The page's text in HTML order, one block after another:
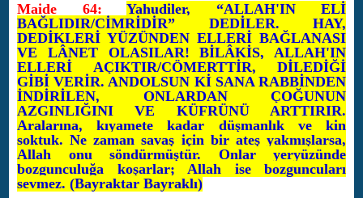
Maide 64:
Yahudiler, “ALLAH'IN ELİ
BAĞLIDIR/CİMRİDİR” DEDİLER. HAY,
DEDİKLERİ YÜZÜNDEN ELLERİ BAĞLANASI
VE LÂNET OLASILAR! BİLÂKİS, ALLAH'IN
ELLERİ AÇIKTIR/CÖMERTTİR, DİLEDİĞİ
GİBİ VERİR. ANDOLSUN Kİ SANA RABBİNDEN
İNDİRİLEN, ONLARDAN ÇOĞUNUN
AZGINLIĞINI VE KÜFRÜNÜ ARTTIRIR.
Aralarına, kıyamete kadar düşmanlık ve kin
soktuk. Ne zaman savaş için bir ateş yakmışlarsa,
Allah onu söndürmüştür. Onlar yeryüzünde
bozgunculuğa koşarlar; Allah ise bozguncuları
sevmez. (Bayraktar Bayraklı)